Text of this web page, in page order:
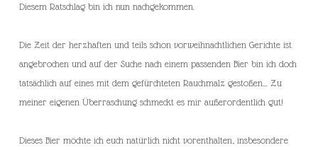
Diesem Ratschlag bin ich nun nachgekommen.
Die Zeit der herzhaften und teils schon vorweihnachtlichen Gerichte ist
angebrochen und auf der Suche nach einem passenden Bier bin ich doch
tatsächlich auf eines mit dem gefürchteten Rauchmalz gestoßen… Zu
meiner eigenen Überraschung schmeckt es mir außerordentlich gut!
Dieses Bier möchte ich euch natürlich nicht vorenthalten, insbesondere